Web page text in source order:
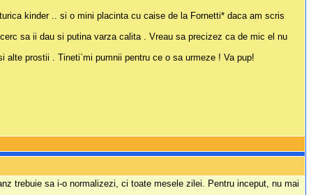
kinder .. si o mini placinta cu caise de la Fornetti* daca am scris
sa ii dau si putina varza calita . Vreau sa precizez ca de mic el nu
prostii . Tineti`mi pumnii pentru ce o sa urmeze ! Va pup!
trebuie sa i-o normalizezi, ci toate mesele zilei. Pentru inceput, nu mai